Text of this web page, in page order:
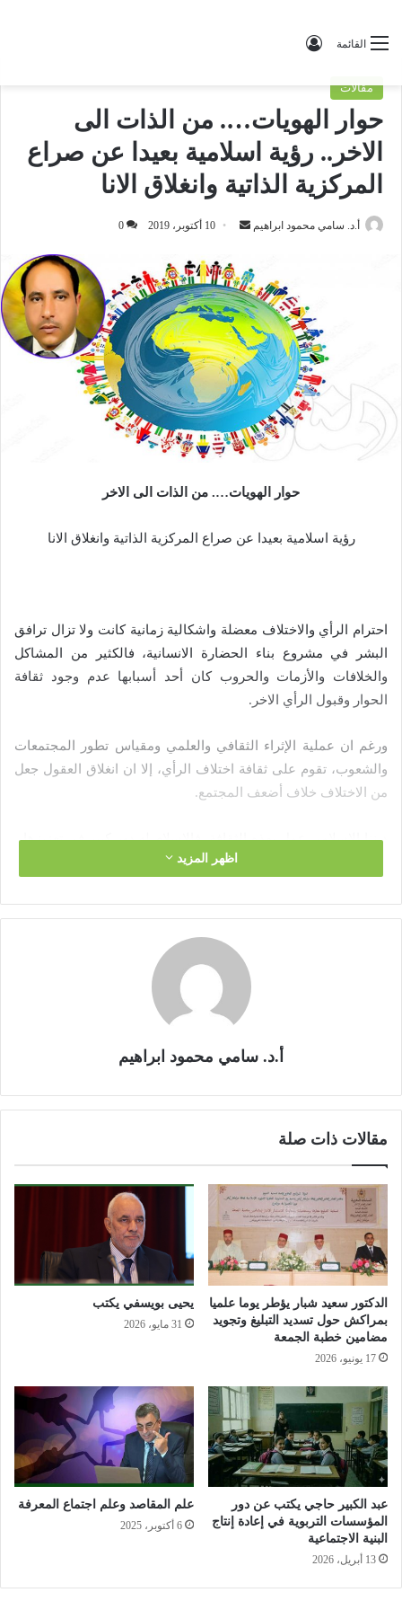
القائمة
مقالات
حوار الهويات…. من الذات الى
الاخر.. رؤية اسلامية بعيدا عن صراع
المركزية الذاتية وانغلاق الانا
أ.د. سامي محمود ابراهيم
س
ل
ب
ر
ي
د
ا
ل
ن
10 أكتوبر، 2019 0
حوار الهويات…. من الذات الى الاخر
رؤية اسلامية بعيدا عن صراع المركزية الذاتية وانغلاق الانا
احترام الرأي والاختلاف معضلة واشكالية زمانية كانت ولا تزال ترافق
البشر في مشروع بناء الحضارة الانسانية، فالكثير من المشاكل
والخلافات والأزمات والحروب كان أحد أسبابها عدم وجود ثقافة
الحوار وقبول الرأي الاخر.
ورغم ان عملية الإثراء الثقافي والعلمي ومقياس تطور المجتمعات
والشعوب، تقوم على ثقافة اختلاف الرأي، إلا ان انغلاق العقول جعل
من الاختلاف خلاف أضعف المجتمع.
ديننا الإسلامي عمل بهذه الثقافة، فالإسلام له دور كبير في تعزيزها ،
وهذا بين في قوله تعالى: ” وشاورهم في الأمر”، في إشارة الى
في الارض.
إذا السؤال هو: لماذا لا نملك هذه الثقافة ؟ ولماذا لا نهتم بها؟
في الحقيقة هناك سببين: الأول الموروث الاجتماعي السلبي، مثل
بعض العادات والتقاليد العصبية العشائرية البدوية. والثاني عدم وجود
توجيه وإرشاد ينمي هذه الثقافة في العملية التربوية وكذا التعليمية،
كما لا يتم توجيه وسائل الإعلام لنشر هذه الثقافة وتعزيزها من خلال
البرامج والطروحات، واستيراد أفكار وتجارب تفعيل هذه الثقافة من
والحلقات الحوارية وإعطاء الفرصة للآخر وتعلمه كيفية السيطرة على
انفعالاته، ليتغلب على الموروث الاجتماعي السلبي، فتنمية هذه
الثقافة تحتاج الى عمل يستمر سنوات يرافق الأجيال في كل مستوى
من دراستهم وحياتهم بل حتى على مستوى وجودهم .
من هنا تبدأ مرحلة التغيير، حيث تنتشر ثقافة احترام الرأي والاختلاف
من العائلة والمدرسة الى أعلى الهرم.. عندها إذا شعر المواطن بأن
الحكومة تدعم هذه الثقافة يزداد إيمانه وعمله بها، ليحل التسامح
والترابط بين مكونات المجتمع.
البديل الحضاري العالمي تكمن في فهم الحالة الراهنة للإنسانية
جمعاء؛ بحيث ندرس مآسيها وأزماتها التي تزداد كثافة وظلاما عبر
الزمن. وهذا الذي أدى إلى تقاطعات وخلافات خطيرة سرعان ما
تحولت إلى صراعات فكرية مذهبية وطائفية دينية بين حملة الأديان
المختلفة، وانقسامات داخل الذين يدينون بالدين الواحد، وانشطارات
داخل الفرق والطوائف .
ولذلك ولذلك صار واجب على المفكرين والباحثون والعلماء من
اظهر المزيد
أ.د. سامي محمود ابراهيم
مقالات ذات صلة
الدكتور سعيد شبار يؤطر يوما علميا
بمراكش حول تسديد التبليغ وتجويد
مضامين خطبة الجمعة
17 يونيو، 2026
يحيى بويسفي يكتب
31 مايو، 2026
عبد الكبير حاجي يكتب عن دور
المؤسسات التربوية في إعادة إنتاج
البنية الاجتماعية
13 أبريل، 2026
علم المقاصد وعلم اجتماع المعرفة
6 أكتوبر، 2025